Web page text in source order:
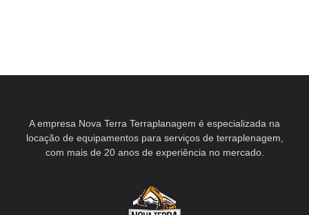
A empresa Nova Terra Terraplanagem é especializada na
locação de equipamentos para serviços de terraplenagem,
com mais de 20 anos de experiência no mercado.